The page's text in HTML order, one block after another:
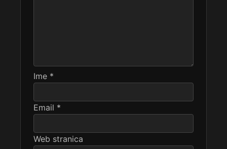
Ime *
Email *
Web stranica